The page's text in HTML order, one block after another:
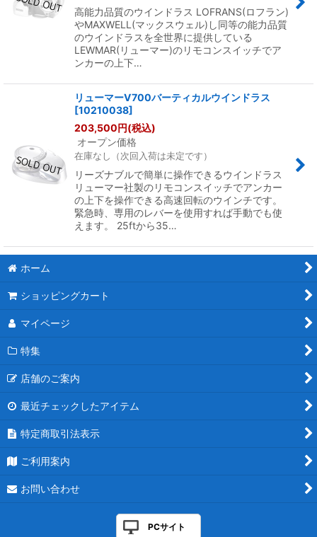
高能力品質のウインドラス LOFRANS(ロフラン)
やMAXWELL(マックスウェル)し同等の能力品質
のウインドラスを全世界に提供している
LEWMAR(リューマー)のリモコンスイッチでア
ンカーの上下…
リューマーV700バーティカルウインドラス
[10210038]
203,500円(税込)
オープン価格
在庫なし（次回入荷は未定です）
リーズナブルで簡単に操作できるウインドラス
リューマー社製のリモコンスイッチでアンカー
の上下を操作できる高速回転のウインチです。
緊急時、専用のレバーを使用すれば手動でも使
えます。 25ftから35…
ホーム
ショッピングカート
マイページ
特集
店舗のご案内
最近チェックしたアイテム
特定商取引法表示
ご利用案内
お問い合わせ
PCサイト